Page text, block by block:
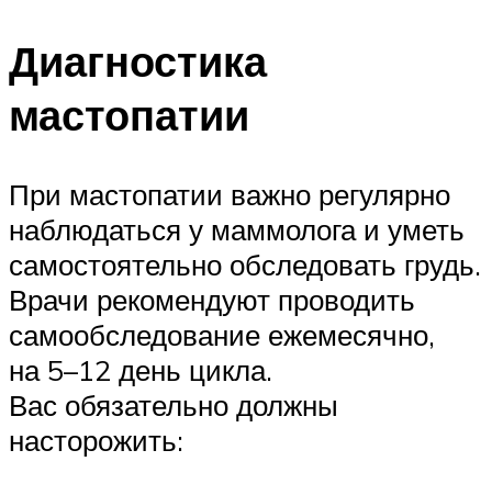
Диагностика
мастопатии
При мастопатии важно регулярно
наблюдаться у маммолога и уметь
самостоятельно обследовать грудь.
Врачи рекомендуют проводить
самообследование ежемесячно,
на 5–12 день цикла.
Вас обязательно должны
насторожить: